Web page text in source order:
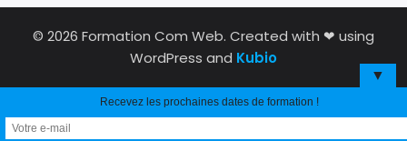
© 2026 Formation Com Web. Created with ❤ using
WordPress and Kubio
▼
Recevez les prochaines dates de formation !